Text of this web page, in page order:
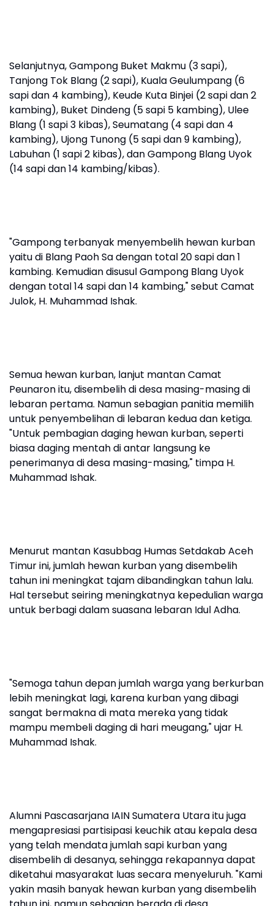
Selanjutnya, Gampong Buket Makmu (3 sapi),
Tanjong Tok Blang (2 sapi), Kuala Geulumpang (6
sapi dan 4 kambing), Keude Kuta Binjei (2 sapi dan 2
kambing), Buket Dindeng (5 sapi 5 kambing), Ulee
Blang (1 sapi 3 kibas), Seumatang (4 sapi dan 4
kambing), Ujong Tunong (5 sapi dan 9 kambing),
Labuhan (1 sapi 2 kibas), dan Gampong Blang Uyok
(14 sapi dan 14 kambing/kibas).
"Gampong terbanyak menyembelih hewan kurban
yaitu di Blang Paoh Sa dengan total 20 sapi dan 1
kambing. Kemudian disusul Gampong Blang Uyok
dengan total 14 sapi dan 14 kambing," sebut Camat
Julok, H. Muhammad Ishak.
Semua hewan kurban, lanjut mantan Camat
Peunaron itu, disembelih di desa masing-masing di
lebaran pertama. Namun sebagian panitia memilih
untuk penyembelihan di lebaran kedua dan ketiga.
"Untuk pembagian daging hewan kurban, seperti
biasa daging mentah di antar langsung ke
penerimanya di desa masing-masing," timpa H.
Muhammad Ishak.
Menurut mantan Kasubbag Humas Setdakab Aceh
Timur ini, jumlah hewan kurban yang disembelih
tahun ini meningkat tajam dibandingkan tahun lalu.
Hal tersebut seiring meningkatnya kepedulian warga
untuk berbagi dalam suasana lebaran Idul Adha.
"Semoga tahun depan jumlah warga yang berkurban
lebih meningkat lagi, karena kurban yang dibagi
sangat bermakna di mata mereka yang tidak
mampu membeli daging di hari meugang," ujar H.
Muhammad Ishak.
Alumni Pascasarjana IAIN Sumatera Utara itu juga
mengapresiasi partisipasi keuchik atau kepala desa
yang telah mendata jumlah sapi kurban yang
disembelih di desanya, sehingga rekapannya dapat
diketahui masyarakat luas secara menyeluruh. "Kami
yakin masih banyak hewan kurban yang disembelih